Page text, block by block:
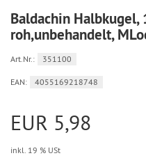
Baldachin
roh,unbehandelt,
Art.Nr.: 351100
EAN: 4055169218748
EUR 5,98
inkl. 19 % USt